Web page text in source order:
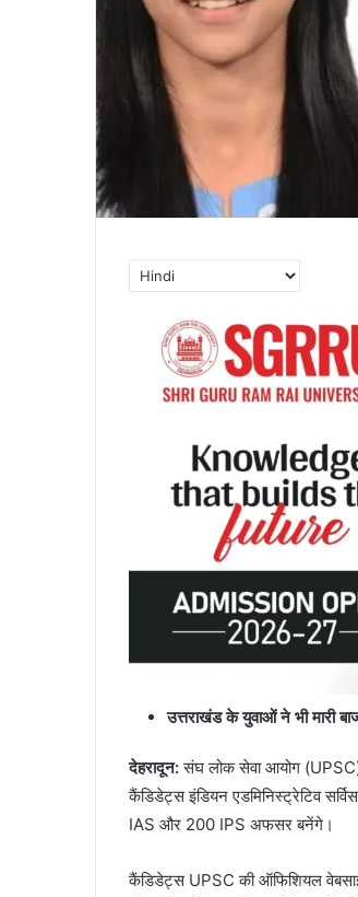
उत्तराखंड के युवाओं ने भी मारी
देहरादून:संघ लोक सेवा आयोग (UPSC)
कैंडिडेट्स इंडियन एडमिनिस्ट्रेटिव
IAS और 200 IPS अफसर बनेंगे।
कैंडिडेट्स UPSC की ऑफिशियल